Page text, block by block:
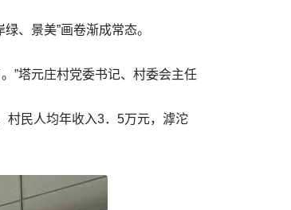
、景美”画卷渐成常态。
”塔元庄村党委书记、村委会主任
村民人均年收入3．5万元，滹沱